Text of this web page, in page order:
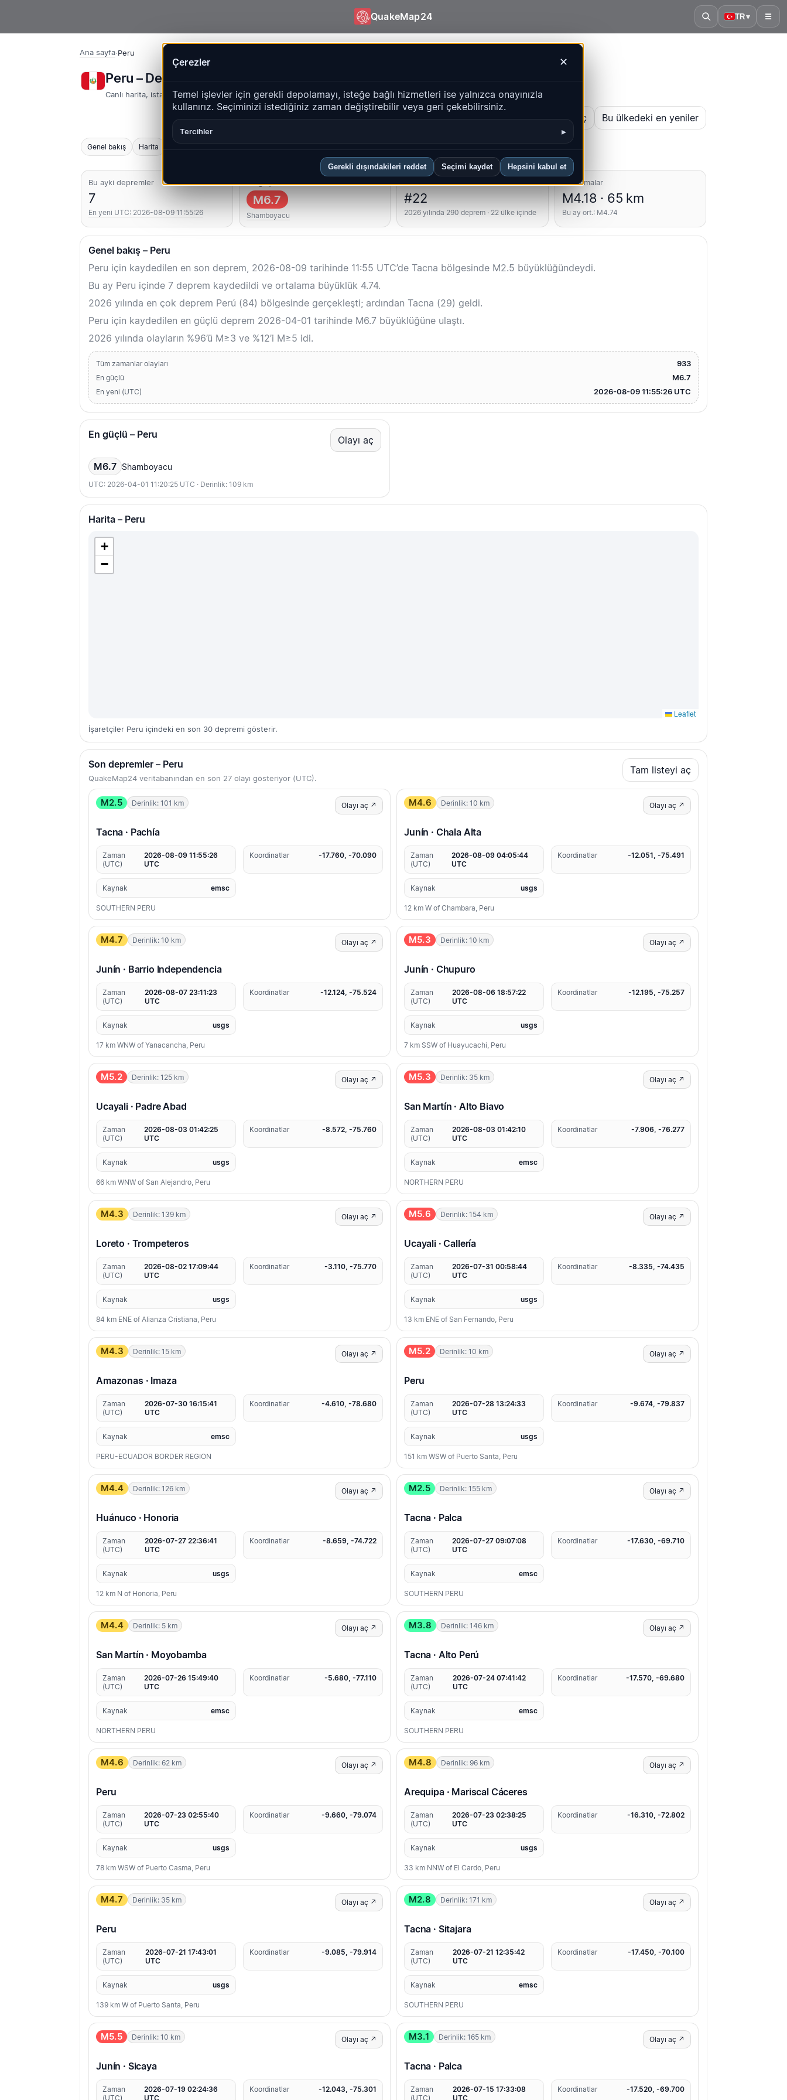
QuakeMap24 TR▾ ☰
Çerezler ✕
Temel işlevler için gerekli depolamayı, isteğe bağlı hizmetleri ise yalnızca onayınızla
kullanırız. Seçiminizi istediğiniz zaman değiştirebilir veya geri çekebilirsiniz.
Tercihler ▸
Gerekli dışındakileri reddet Seçimi kaydet Hepsini kabul et
Ana sayfa·Peru
Peru – Depremler | QuakeMap24
Canlı harita, istatistikler ve son olaylar
Geçmiş haritasını aç Bu ülkedeki en yeniler
Genel bakış Harita
Bu ayki depremler
7
En yeni UTC: 2026-08-09 11:55:26
En güçlü
M6.7
Shamboyacu
Ülke sıralaması
#22
2026 yılında 290 deprem · 22 ülke içinde
Ortalamalar
M4.18 · 65 km
Bu ay ort.: M4.74
Genel bakış – Peru
Peru için kaydedilen en son deprem, 2026-08-09 tarihinde 11:55 UTC’de Tacna bölgesinde M2.5 büyüklüğündeydi.
Bu ay Peru içinde 7 deprem kaydedildi ve ortalama büyüklük 4.74.
2026 yılında en çok deprem Perú (84) bölgesinde gerçekleşti; ardından Tacna (29) geldi.
Peru için kaydedilen en güçlü deprem 2026-04-01 tarihinde M6.7 büyüklüğüne ulaştı.
2026 yılında olayların %96’ü M≥3 ve %12’i M≥5 idi.
Tüm zamanlar olayları 933
En güçlü M6.7
En yeni (UTC) 2026-08-09 11:55:26 UTC
En güçlü – Peru Olayı aç
M6.7 Shamboyacu
UTC: 2026-04-01 11:20:25 UTC · Derinlik: 109 km
Harita – Peru
+
−
Leaflet
İşaretçiler Peru içindeki en son 30 depremi gösterir.
Son depremler – Peru
QuakeMap24 veritabanından en son 27 olayı gösteriyor (UTC).
Tam listeyi aç
M2.5 Derinlik: 101 km Olayı aç ↗
Tacna · Pachía
Zaman
(UTC)
2026-08-09 11:55:26
UTC
Koordinatlar -17.760, -70.090
Kaynak emsc
SOUTHERN PERU
M4.6 Derinlik: 10 km Olayı aç ↗
Junín · Chala Alta
Zaman
(UTC)
2026-08-09 04:05:44
UTC
Koordinatlar -12.051, -75.491
Kaynak usgs
12 km W of Chambara, Peru
M4.7 Derinlik: 10 km Olayı aç ↗
Junín · Barrio Independencia
Zaman
(UTC)
2026-08-07 23:11:23
UTC
Koordinatlar -12.124, -75.524
Kaynak usgs
17 km WNW of Yanacancha, Peru
M5.3 Derinlik: 10 km Olayı aç ↗
Junín · Chupuro
Zaman
(UTC)
2026-08-06 18:57:22
UTC
Koordinatlar -12.195, -75.257
Kaynak usgs
7 km SSW of Huayucachi, Peru
M5.2 Derinlik: 125 km Olayı aç ↗
Ucayali · Padre Abad
Zaman
(UTC)
2026-08-03 01:42:25
UTC
Koordinatlar -8.572, -75.760
Kaynak usgs
66 km WNW of San Alejandro, Peru
M5.3 Derinlik: 35 km Olayı aç ↗
San Martín · Alto Biavo
Zaman
(UTC)
2026-08-03 01:42:10
UTC
Koordinatlar -7.906, -76.277
Kaynak emsc
NORTHERN PERU
M4.3 Derinlik: 139 km Olayı aç ↗
Loreto · Trompeteros
Zaman
(UTC)
2026-08-02 17:09:44
UTC
Koordinatlar -3.110, -75.770
Kaynak usgs
84 km ENE of Alianza Cristiana, Peru
M5.6 Derinlik: 154 km Olayı aç ↗
Ucayali · Callería
Zaman
(UTC)
2026-07-31 00:58:44
UTC
Koordinatlar -8.335, -74.435
Kaynak usgs
13 km ENE of San Fernando, Peru
M4.3 Derinlik: 15 km Olayı aç ↗
Amazonas · Imaza
Zaman
(UTC)
2026-07-30 16:15:41
UTC
Koordinatlar -4.610, -78.680
Kaynak emsc
PERU-ECUADOR BORDER REGION
M5.2 Derinlik: 10 km Olayı aç ↗
Peru
Zaman
(UTC)
2026-07-28 13:24:33
UTC
Koordinatlar -9.674, -79.837
Kaynak usgs
151 km WSW of Puerto Santa, Peru
M4.4 Derinlik: 126 km Olayı aç ↗
Huánuco · Honoria
Zaman
(UTC)
2026-07-27 22:36:41
UTC
Koordinatlar -8.659, -74.722
Kaynak usgs
12 km N of Honoria, Peru
M2.5 Derinlik: 155 km Olayı aç ↗
Tacna · Palca
Zaman
(UTC)
2026-07-27 09:07:08
UTC
Koordinatlar -17.630, -69.710
Kaynak emsc
SOUTHERN PERU
M4.4 Derinlik: 5 km Olayı aç ↗
San Martín · Moyobamba
Zaman
(UTC)
2026-07-26 15:49:40
UTC
Koordinatlar -5.680, -77.110
Kaynak emsc
NORTHERN PERU
M3.8 Derinlik: 146 km Olayı aç ↗
Tacna · Alto Perú
Zaman
(UTC)
2026-07-24 07:41:42
UTC
Koordinatlar -17.570, -69.680
Kaynak emsc
SOUTHERN PERU
M4.6 Derinlik: 62 km Olayı aç ↗
Peru
Zaman
(UTC)
2026-07-23 02:55:40
UTC
Koordinatlar -9.660, -79.074
Kaynak usgs
78 km WSW of Puerto Casma, Peru
M4.8 Derinlik: 96 km Olayı aç ↗
Arequipa · Mariscal Cáceres
Zaman
(UTC)
2026-07-23 02:38:25
UTC
Koordinatlar -16.310, -72.802
Kaynak usgs
33 km NNW of El Cardo, Peru
M4.7 Derinlik: 35 km Olayı aç ↗
Peru
Zaman
(UTC)
2026-07-21 17:43:01
UTC
Koordinatlar -9.085, -79.914
Kaynak usgs
139 km W of Puerto Santa, Peru
M2.8 Derinlik: 171 km Olayı aç ↗
Tacna · Sitajara
Zaman
(UTC)
2026-07-21 12:35:42
UTC
Koordinatlar -17.450, -70.100
Kaynak emsc
SOUTHERN PERU
M5.5 Derinlik: 10 km Olayı aç ↗
Junín · Sicaya
Zaman
(UTC)
2026-07-19 02:24:36
UTC
Koordinatlar -12.043, -75.301
M3.1 Derinlik: 165 km Olayı aç ↗
Tacna · Palca
Zaman
(UTC)
2026-07-15 17:33:08
UTC
Koordinatlar -17.520, -69.700